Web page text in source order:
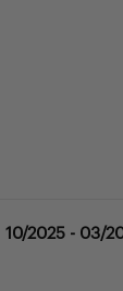
10/2025 - 03/